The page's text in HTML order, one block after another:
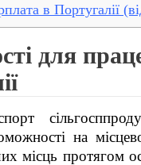
в Португалії
для
на
місць протягом